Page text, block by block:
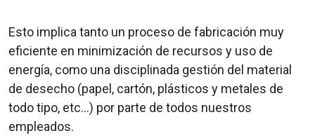
Esto implica tanto un proceso de fabricación muy
eficiente en minimización de recursos y uso de
energía, como una disciplinada gestión del material
de desecho (papel, cartón, plásticos y metales de
todo tipo, etc…) por parte de todos nuestros
empleados.